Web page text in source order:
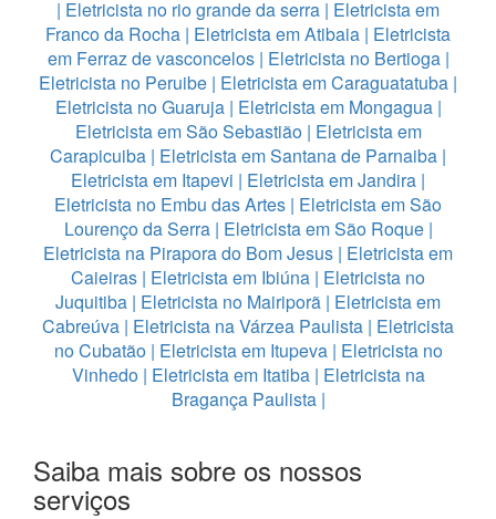
| Eletricista no rio grande da serra | Eletricista em
Franco da Rocha | Eletricista em Atibaia | Eletricista
em Ferraz de vasconcelos| Eletricista no Bertioga|
Eletricista no Peruibe | Eletricista em Caraguatatuba |
Eletricista no Guaruja| Eletricista em Mongagua|
Eletricista em São Sebastião| Eletricista em
Carapicuiba | Eletricista em Santana de Parnaiba |
Eletricista em Itapevi | Eletricista em Jandira |
Eletricista no Embu das Artes | Eletricista em São
Lourenço da Serra| Eletricista em São Roque|
Eletricista na Pirapora do Bom Jesus | Eletricista em
Caieiras | Eletricista em Ibiúna | Eletricista no
Juquitiba | Eletricista no Mairiporã | Eletricista em
Cabreúva | Eletricista na Várzea Paulista | Eletricista
no Cubatão| Eletricista em Itupeva| Eletricista no
Vinhedo| Eletricista em Itatiba| Eletricista na
Bragança Paulista|
Saiba mais sobre os nossos
serviços